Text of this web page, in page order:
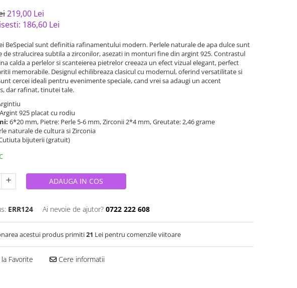
219,00 Lei
186,60 Lei
BeSpecial sunt definitia rafinamentului modern. Perlele naturale de apa dulce sunt
de stralucirea subtila a zirconilor, asezati in monturi fine din argint 925. Contrastul
calda a perlelor si scanteierea pietrelor creeaza un efect vizual elegant, perfect
memorabile. Designul echilibreaza clasicul cu modernul, oferind versatilitate si
cercei ideali pentru evenimente speciale, cand vrei sa adaugi un accent
dar rafinat, tinutei tale.
Argint 925 placat cu rodiu
6*20 mm, Pietre: Perle 5-6 mm, Zirconii 2*4 mm, Greutate: 2,46 grame
naturale de cultura si Zirconia
bijuterii (gratuit)
ADAUGA IN COS
ERR124 Ai nevoie de ajutor? 0722 222 608
acestui produs primiti21 Lei pentru comenzile viitoare
Favorite Cere informatii